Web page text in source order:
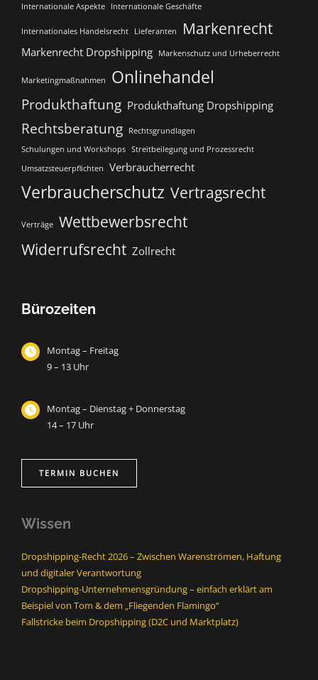
Internationale Aspekte
Internationale Geschäfte
Internationales Handelsrecht Lieferanten Markenrecht
Markenrecht Dropshipping Markenschutz und Urheberrecht
Marketingmaßnahmen Onlinehandel
Produkthaftung Produkthaftung Dropshipping
Rechtsberatung
Rechtsgrundlagen
Schulungen und Workshops Streitbeilegung und Prozessrecht​
Umsatzsteuerpflichten
Verbraucherrecht
Verbraucherschutz Vertragsrecht
Verträge Wettbewerbsrecht
Widerrufsrecht Zollrecht
Bürozeiten
Montag – Freitag
9 – 13 Uhr
Montag – Dienstag + Donnerstag
14 – 17 Uhr
TERMIN BUCHEN
Wissen
Dropshipping-Recht 2026 – Zwischen Warenströmen, Haftung
und digitaler Verantwortung
Dropshipping-Unternehmensgründung – einfach erklärt am
Beispiel von Tom & dem „Fliegenden Flamingo“
Fallstricke beim Dropshipping (D2C und Marktplatz)